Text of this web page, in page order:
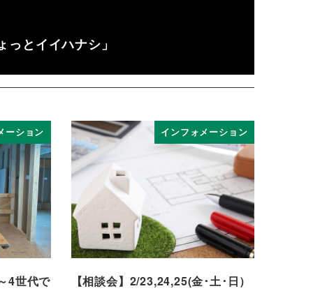
とイイハナシ」
ーション
4世代で
インフォメーション
【相談会】2/23,24,25(金･土･日）